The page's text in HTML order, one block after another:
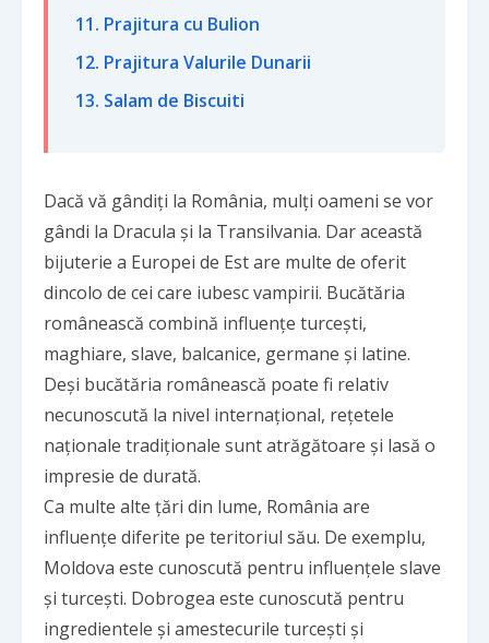
11. Prajitura cu Bulion
12. Prajitura Valurile Dunarii
13. Salam de Biscuiti
Dacă vă gândiți la România, mulți oameni se vor
gândi la Dracula și la Transilvania. Dar această
bijuterie a Europei de Est are multe de oferit
dincolo de cei care iubesc vampirii. Bucătăria
românească combină influențe turcești,
maghiare, slave, balcanice, germane și latine.
Deși bucătăria românească poate fi relativ
necunoscută la nivel internațional, rețetele
naționale tradiționale sunt atrăgătoare și lasă o
impresie de durată.
Ca multe alte țări din lume, România are
influențe diferite pe teritoriul său. De exemplu,
Moldova este cunoscută pentru influențele slave
și turcești. Dobrogea este cunoscută pentru
ingredientele și amestecurile turcești și